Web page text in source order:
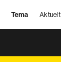
Tema Aktuelt